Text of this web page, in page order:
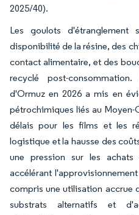
2025/40).
Les goulots
disponibilité de la résine, des
contact alimentaire, et des
recyclé post-
d'Ormuz en 2026 a mis en
pétrochimiques liés au
délais pour les films et les
logistique et la hausse des
une pression sur les achats
accélérant
compris une utilisation accrue
substrats alternatifs et